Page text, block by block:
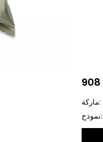
ماركة:
نموذج: